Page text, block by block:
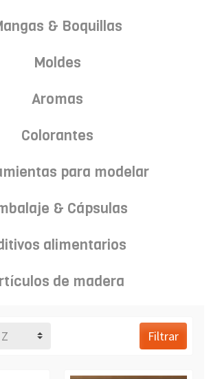
& Boquillas
Moldes
Aromas
Colorantes
para modelar
& Cápsulas
alimentarios
de madera
Filtrar